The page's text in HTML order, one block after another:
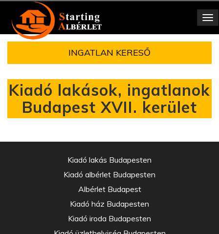
Toggle
navigation
INGATLAN KERESŐ
Kiadó lakások, ingatlanok
Budapest XVII. kerület
Kiadó lakás Budapesten
Kiadó albérlet Budapesten
Albérlet Budapest
Kiadó ház Budapesten
Kiadó iroda Budapesten